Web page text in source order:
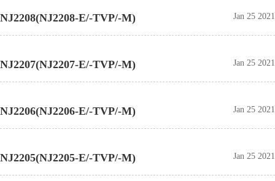
NJ2208(NJ2208-E/-TVP/-M) Jan 25 2021
NJ2207(NJ2207-E/-TVP/-M) Jan 25 2021
NJ2206(NJ2206-E/-TVP/-M) Jan 25 2021
NJ2205(NJ2205-E/-TVP/-M) Jan 25 2021